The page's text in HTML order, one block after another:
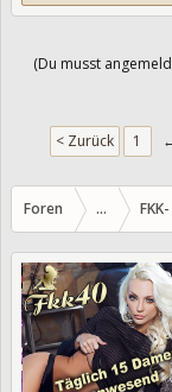
(Du musst
< Zurück 1
Foren ...